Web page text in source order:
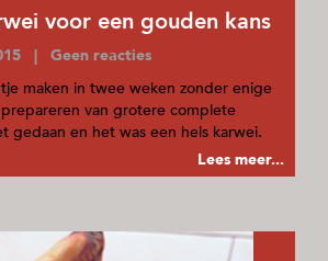
voor een gouden kans
| Geen reacties
maken in twee weken zonder enige
van grotere complete
gedaan en het was een hels karwei.
Lees meer...